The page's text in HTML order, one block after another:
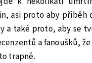
asi proto aby příběh
a také proto, aby se
a fanoušků,
trapné.